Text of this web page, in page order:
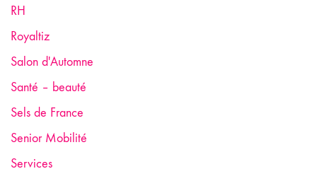
RH
Royaltiz
Salon d'Automne
Santé – beauté
Sels de France
Senior Mobilité
Services